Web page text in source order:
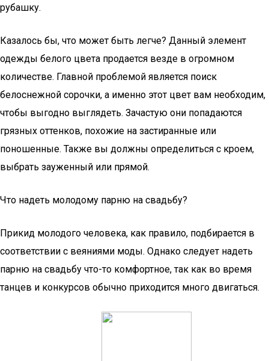
рубашку.
Казалось бы, что может быть легче? Данный элемент
одежды белого цвета продается везде в огромном
количестве. Главной проблемой является поиск
белоснежной сорочки, а именно этот цвет вам необходим,
чтобы выгодно выглядеть. Зачастую они попадаются
грязных оттенков, похожие на застиранные или
поношенные. Также вы должны определиться с кроем,
выбрать зауженный или прямой.
Что надеть молодому парню на свадьбу?
Прикид молодого человека, как правило, подбирается в
соответствии с веяниями моды. Однако следует надеть
парню на свадьбу что-то комфортное, так как во время
танцев и конкурсов обычно приходится много двигаться.